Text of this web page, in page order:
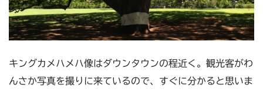
キングカメハメハ像はダウンタウンの程近く。観光客がわ
んさか写真を撮りに来ているので、すぐに分かると思いま